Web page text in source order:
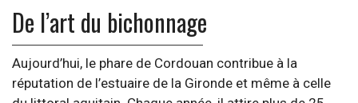
De l’art du bichonnage
Aujourd’hui, le phare de Cordouan contribue à la
réputation de l’estuaire de la Gironde et même à celle